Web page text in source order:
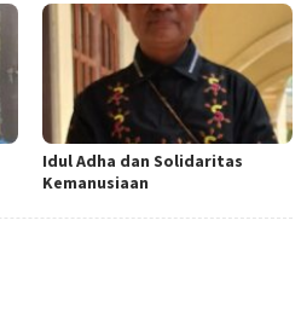
Idul Adha dan Solidaritas
Kemanusiaan